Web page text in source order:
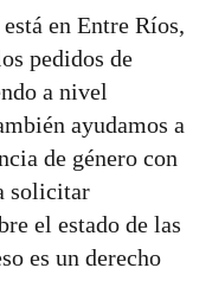
en Entre Ríos,
pedidos de
a nivel
ayudamos a
de género con
solicitar
el estado de las
es un derecho